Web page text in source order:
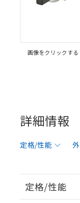
画像をクリックす
詳細情報
定格/性能
定格/性能